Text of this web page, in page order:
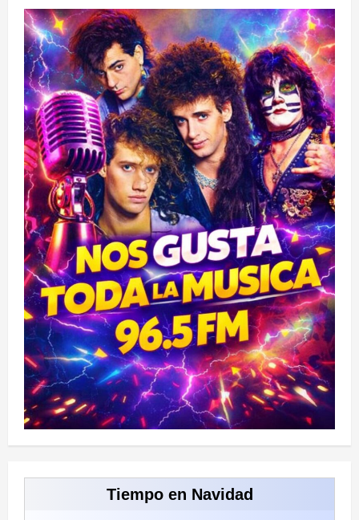
GALLAGHER
LANZÓ
EL
VIDEO
DEL
TEMA
“BETTER
DAYS”
Tiempo en Navidad